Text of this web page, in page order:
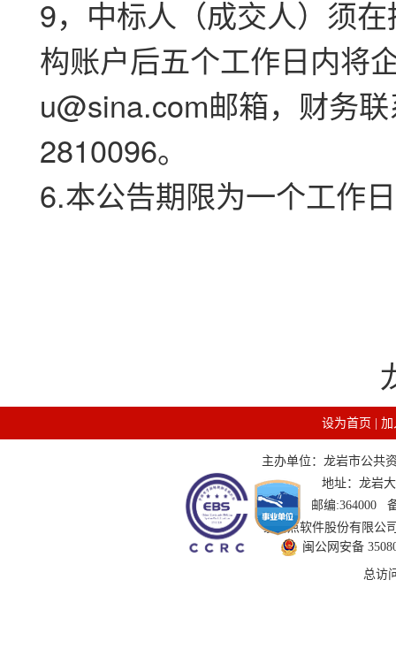
9，中标人（成交人）须
构账户后五个工作日内将
u@sina.com邮箱，财务
2810096。
6.本公告期限为一
设为首页 加
主办单位：龙岩市公共
地址：龙岩
邮编:364000
技术支持：国泰新点软件股份有限
闽公网安备
总访